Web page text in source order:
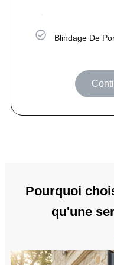
Blindage De
Pourquoi
qu'une